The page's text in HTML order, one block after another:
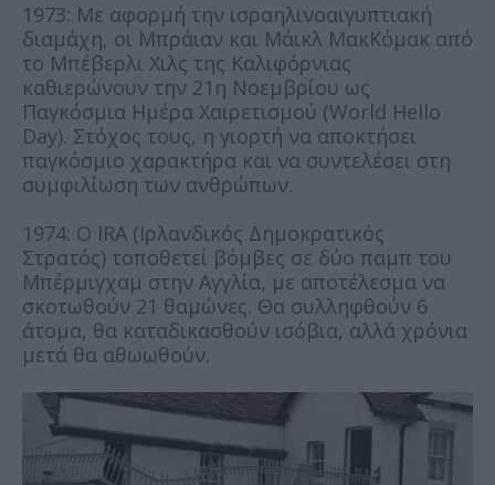
1973: Με αφορμή την ισραηλινοαιγυπτιακή
διαμάχη, οι Μπράιαν και Μάικλ ΜακΚόμακ από
το Μπέβερλι Χιλς της Καλιφόρνιας
καθιερώνουν την 21η Νοεμβρίου ως
Παγκόσμια Ημέρα Χαιρετισμού (World Hello
Day). Στόχος τους, η γιορτή να αποκτήσει
παγκόσμιο χαρακτήρα και να συντελέσει στη
συμφιλίωση των ανθρώπων.
1974: Ο ΙRA (Ιρλανδικός Δημοκρατικός
Στρατός) τοποθετεί βόμβες σε δύο παμπ του
Μπέρμιγχαμ στην Αγγλία, με αποτέλεσμα να
σκοτωθούν 21 θαμώνες. Θα συλληφθούν 6
άτομα, θα καταδικασθούν ισόβια, αλλά χρόνια
μετά θα αθωωθούν.